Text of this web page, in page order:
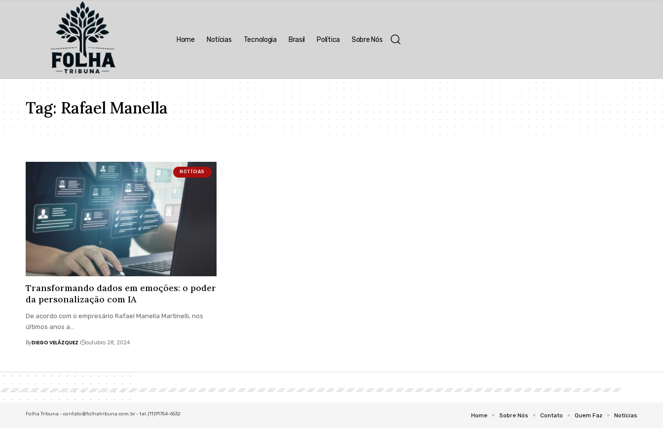
Home Notícias Tecnologia Brasil Política Sobre Nós
Tag: Rafael Manella
NOTÍCIAS
Transformando dados em emoções: o poder
da personalização com IA
De acordo com o empresário Rafael Manella Martinelli, nos
últimos anos a…
ByDIEGO VELÁZQUEZ outubro 28, 2024
Folha Tribuna - contato@folhatribuna.com.br- tel.(11)91754-6532 Home Sobre Nós Contato Quem Faz Notícias